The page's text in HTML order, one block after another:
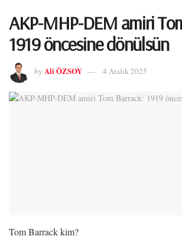
AKP-MHP-DEM amiri
1919 öncesine dönülsün
by Ali ÖZSOY 4 Aralık 2025
Tom Barrack kim?